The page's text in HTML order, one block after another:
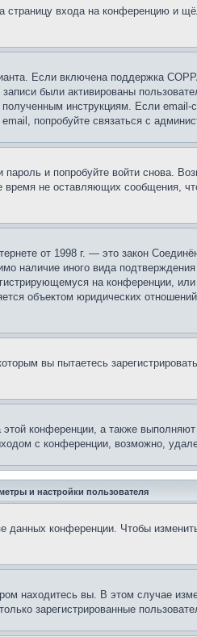
страницу входа на конференцию и
Если включена поддержка
были активированы
инструкциям. Если
попробуйте связаться с
и попробуйте войти снова.
не оставляющих сообщения,
от 1998 г. — это закон
наличие иного вида
на конференции,
объектом юридических
вы пытаетесь
конференции, а также
с конференции, возможно,
и настройки пользователя
данных конференции. Чтобы
находитесь вы. В этом случае
зарегистрированные